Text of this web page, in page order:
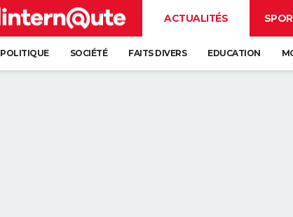
ACTUALITÉS
POLITIQUE SOCIÉTÉ FAITS DIVERS EDUCATION